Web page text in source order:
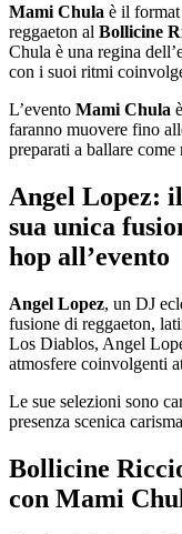
Mami Chula è il
reggaeton al Bollicine
Chula è una regina
con i suoi ritmi
L’evento Mami Chula
faranno muovere fino
preparati a ballare come
Angel Lopez:
sua unica
hop all’evento
Angel Lopez, un DJ
fusione di reggaeton,
Los Diablos, Angel
atmosfere coinvolgenti
Le sue selezioni sono
presenza scenica
Bollicine
con Mami